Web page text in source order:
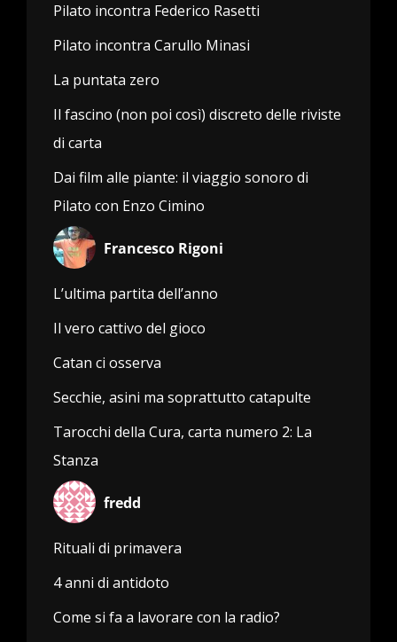
Pilato incontra Federico Rasetti
Pilato incontra Carullo Minasi
La puntata zero
Il fascino (non poi così) discreto delle riviste
di carta
Dai film alle piante: il viaggio sonoro di
Pilato con Enzo Cimino
Francesco Rigoni
L’ultima partita dell’anno
Il vero cattivo del gioco
Catan ci osserva
Secchie, asini ma soprattutto catapulte
Tarocchi della Cura, carta numero 2: La
Stanza
fredd
Rituali di primavera
4 anni di antidoto
Come si fa a lavorare con la radio?